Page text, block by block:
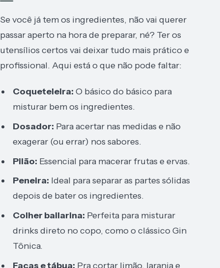
Se você já tem os ingredientes, não vai querer
passar aperto na hora de preparar, né? Ter os
utensílios certos vai deixar tudo mais prático e
profissional. Aqui está o que não pode faltar:
Coqueteleira: O básico do básico para
misturar bem os ingredientes.
Dosador: Para acertar nas medidas e não
exagerar (ou errar) nos sabores.
Pilão: Essencial para macerar frutas e ervas.
Peneira: Ideal para separar as partes sólidas
depois de bater os ingredientes.
Colher bailarina: Perfeita para misturar
drinks direto no copo, como o clássico Gin
Tônica.
Facas e tábua: Pra cortar limão, laranja e